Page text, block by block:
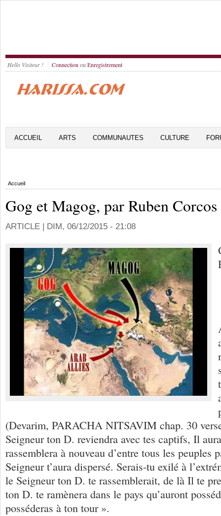
Hello Visiteur ! Connection ou Enregistrement
ACCUEIL ARTS COMMUNAUTES CULTURE
Accueil
Gog et Magog, par Ruben Corcos
ARTICLE | DIM, 06/12/2015 - 21:08
(Devarim, PARACHA NITSAVIM chap. 30
Seigneur ton D. reviendra avec tes captifs, Il
rassemblera à nouveau d’entre tous les peuples
Seigneur t’aura dispersé. Serais-tu exilé à
le Seigneur ton D. te rassemblerait, de là Il te
ton D. te ramènera dans le pays qu’auront
posséderas à ton tour ».